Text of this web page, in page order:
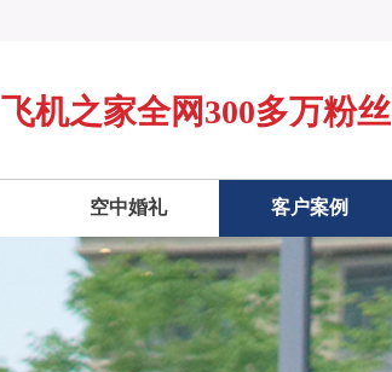
飞机之家全网300多万粉丝
空中婚礼 客户案例